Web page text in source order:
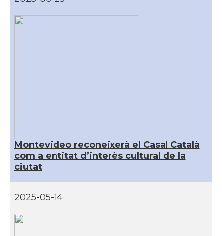
Montevideo reconeixerà el Casal Català
com a entitat d’interès cultural de la
ciutat
2025-05-14